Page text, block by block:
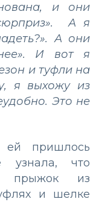
и они
А я
А они
И вот я
и туфли на
я выхожу из
Это не
ей пришлось
узнала, что
прыжок из
и шелке